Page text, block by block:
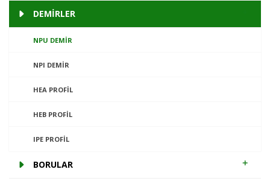
DEMİRLER
NPU DEMIR
NPI DEMIR
HEA PROFIL
HEB PROFIL
IPE PROFIL
BORULAR